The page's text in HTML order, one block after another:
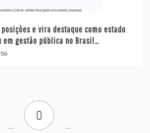
posições e vira destaque como estado
em gestão pública no Brasil…
0